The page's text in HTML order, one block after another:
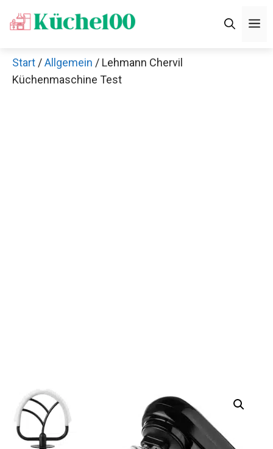
Inhalt
Start /Allgemein / Lehmann Chervil
Küchenmaschine Test